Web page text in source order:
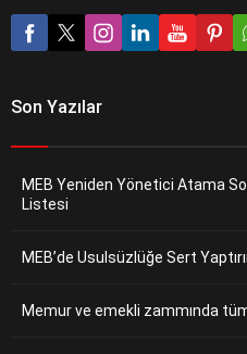
Son Yazılar
MEB Yeniden Yönetici Atama
Listesi
MEB’de Usulsüzlüğe Sert
Memur ve emekli zammında